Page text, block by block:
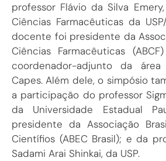
professor Flávio da Silva
Ciências Farmacêuticas da
docente foi presidente da
Ciências Farmacêuticas
coordenador-adjunto da
Capes.Além dele, o simpósio
a participação do professor
da Universidade Estadual
presidente da Associação
Científios (ABEC Brasil); e da
Sadami Arai Shinkai, da USP.